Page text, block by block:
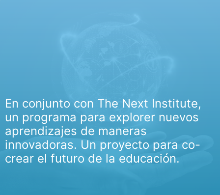
En conjunto con The Next Institute,
un programa para explorer nuevos
aprendizajes de maneras
innovadoras. Un proyecto para co-
crear el futuro de la educación.